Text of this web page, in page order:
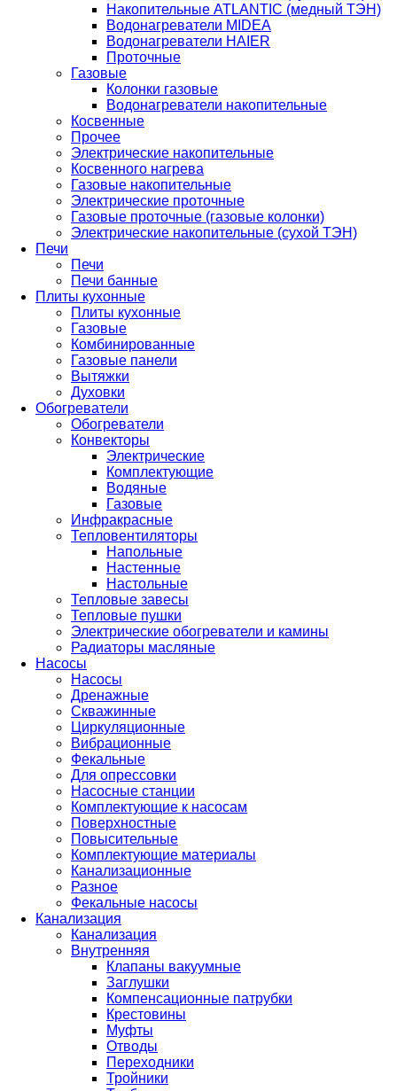
Накопительные ATLANTIC (медный ТЭН)
Водонагреватели MIDEA
Водонагреватели HAIER
Проточные
Газовые
Колонки газовые
Водонагреватели накопительные
Косвенные
Прочее
Электрические накопительные
Косвенного нагрева
Газовые накопительные
Электрические проточные
Газовые проточные (газовые колонки)
Электрические накопительные (сухой ТЭН)
Печи
Печи
Печи банные
Плиты кухонные
Плиты кухонные
Газовые
Комбинированные
Газовые панели
Вытяжки
Духовки
Обогреватели
Обогреватели
Конвекторы
Электрические
Комплектующие
Водяные
Газовые
Инфракрасные
Тепловентиляторы
Напольные
Настенные
Настольные
Тепловые завесы
Тепловые пушки
Электрические обогреватели и камины
Радиаторы масляные
Насосы
Насосы
Дренажные
Скважинные
Циркуляционные
Вибрационные
Фекальные
Для опрессовки
Насосные станции
Комплектующие к насосам
Поверхностные
Повысительные
Комплектующие материалы
Канализационные
Разное
Фекальные насосы
Канализация
Канализация
Внутренняя
Клапаны вакуумные
Заглушки
Компенсационные патрубки
Крестовины
Муфты
Отводы
Переходники
Тройники